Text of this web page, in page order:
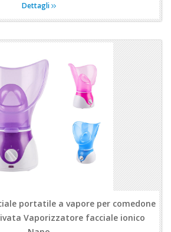
Dettagli
portatile a vapore per comedone
Vaporizzatore facciale ionico